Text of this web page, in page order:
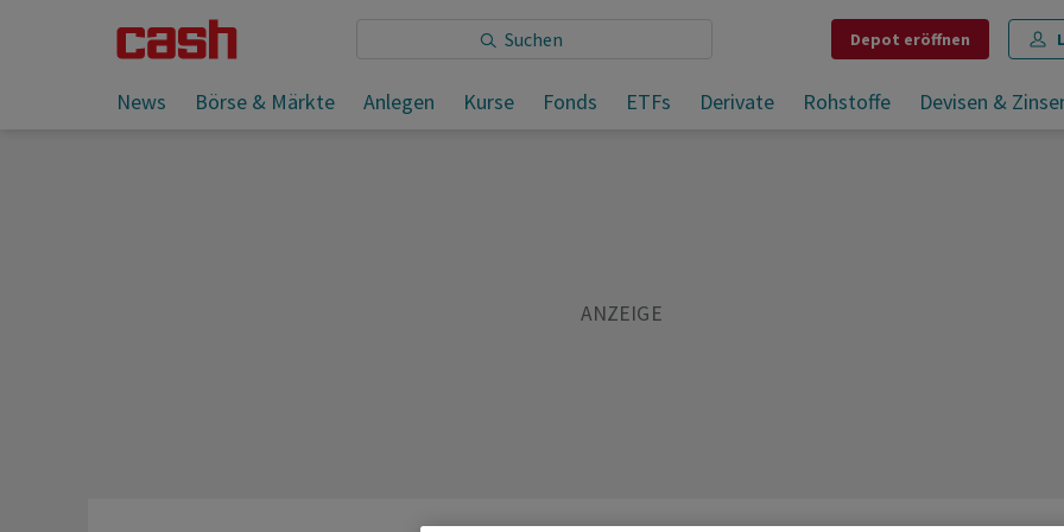
Depot eröffnen
News Börse & Märkte Anlegen Kurse Fonds ETFs Derivate Rohstoffe Devisen &
Sie lesen: Handelsvolumen an der Schweizer Börse nimmt im Juli deutlich ab
Teilen Merken Drucken Kommentare